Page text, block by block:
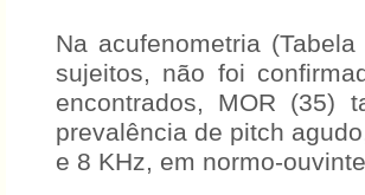
Na acufenometria
sujeitos, não foi
encontrados, MOR (35)
prevalência de pitch
e 8 KHz, em normo-